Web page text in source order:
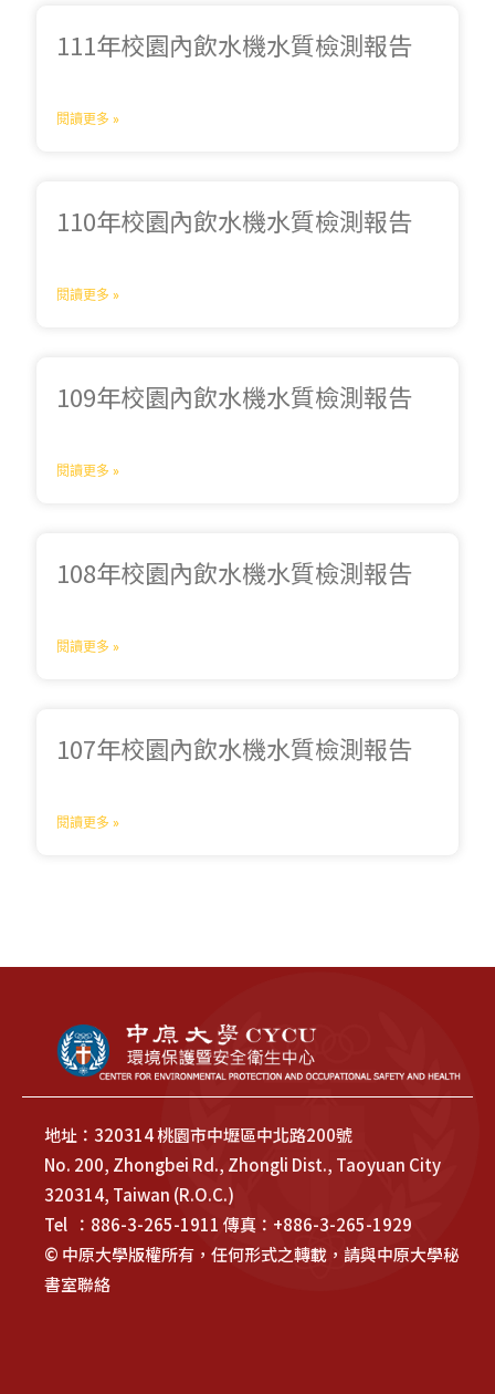
111年校園內飲水機水質檢測報告
閱讀更多 »
110年校園內飲水機水質檢測報告
閱讀更多 »
109年校園內飲水機水質檢測報告
閱讀更多 »
108年校園內飲水機水質檢測報告
閱讀更多 »
107年校園內飲水機水質檢測報告
閱讀更多 »
地址：320314 桃園市中壢區中北路200號
No. 200, Zhongbei Rd., Zhongli Dist., Taoyuan City
320314, Taiwan (R.O.C.)
Tel ：886-3-265-1911 傳真：+886-3-265-1929
© 中原大學版權所有，任何形式之轉載，請與中原大學秘
書室聯絡